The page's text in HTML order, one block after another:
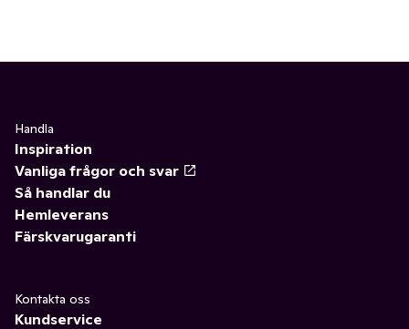
Handla
Inspiration
Vanliga frågor och svar
Så handlar du
Hemleverans
Färskvarugaranti
Kontakta oss
Kundservice